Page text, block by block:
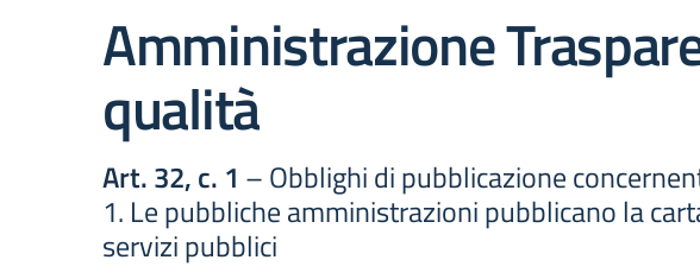
Amministrazione
qualità
Art. 32, c. 1 – Obblighi di pubblicazione
1. Le pubbliche amministrazioni pubblicano la
servizi pubblici